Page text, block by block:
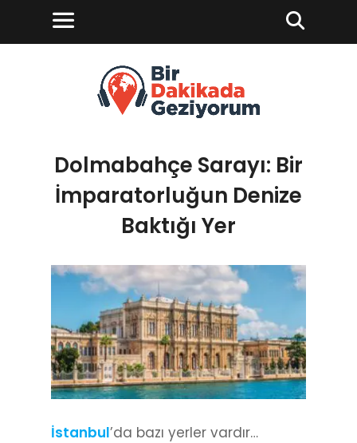
Dolmabahçe Sarayı: Bir
İmparatorluğun Denize
Baktığı Yer
İstanbul’da bazı yerler vardır…